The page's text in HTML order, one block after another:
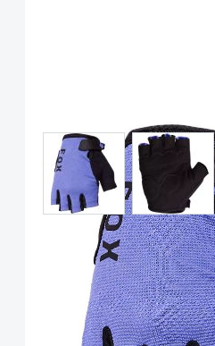
Fox Racing
Kurzfinger
Violett
View larger image
View